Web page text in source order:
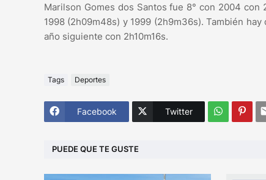
Marilson Gomes dos Santos fue 8° con 2004
1998 (2h09m48s) y 1999 (2h9m36s). También
año siguiente con 2h10m16s.
Tags Deportes
Facebook Twitter
PUEDE QUE TE GUSTE